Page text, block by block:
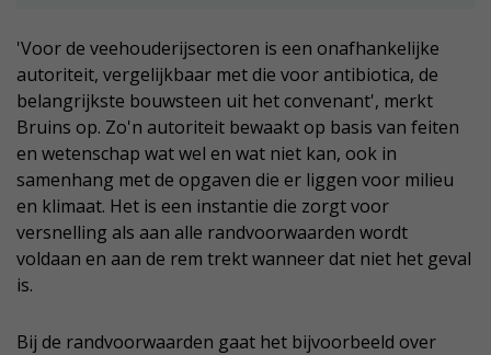
'Voor de veehouderijsectoren is een onafhankelijke
autoriteit, vergelijkbaar met die voor antibiotica, de
belangrijkste bouwsteen uit het convenant', merkt
Bruins op. Zo'n autoriteit bewaakt op basis van feiten
en wetenschap wat wel en wat niet kan, ook in
samenhang met de opgaven die er liggen voor milieu
en klimaat. Het is een instantie die zorgt voor
versnelling als aan alle randvoorwaarden wordt
voldaan en aan de rem trekt wanneer dat niet het geval
is.
Bij de randvoorwaarden gaat het bijvoorbeeld over